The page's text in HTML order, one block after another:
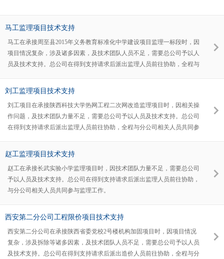
马工监理项目技术支持
马工在承接周至县2015年义务教育标准化中学建设项目监理一标段时，因
项目情况复杂，涉及诸多因素，及技术团队人员不足，需要总公司予以人
员及技术支持。总公司在得到支持请求后派出监理人员前往协助，全程与
刘工监理项目技术支持
刘工项目在承接陕西科技大学热网工程二次网改造监理项目时，因相关操
作问题，及技术团队力量不足，需要总公司予以人员及技术支持。总公司
在得到支持请求后派出监理人员前往协助，全程与分公司相关人员共同参
赵工监理项目技术支持
赵工在承接长武实验小学监理项目时，因技术团队力量不足，需要总公司
予以人员及技术支持。总公司在得到支持请求后派出监理人员前往协助，
与分公司相关人员共同参与监理工作。
西安第二分公司工程限价项目技术支持
西安第二分公司在承接陕西省委党校2号楼机构加固项目时，因项目情况
复杂，涉及拆除等诸多因素，及技术团队人员不足，需要总公司予以人员
及技术支持。总公司在得到支持请求后派出造价人员前往协助，全程与分